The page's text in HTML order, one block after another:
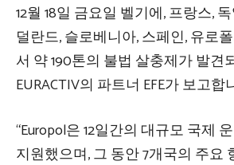
12월 18일 금요일 벨기에, 프랑스,
덜란드, 슬로베니아, 스페인, 유로
서 약 190톤의 불법 살충제가 발견
EURACTIV의 파트너 EFE가 보고합
“Europol은 12일간의 대규모 국제
지원했으며, 그 동안 7개국의 주요